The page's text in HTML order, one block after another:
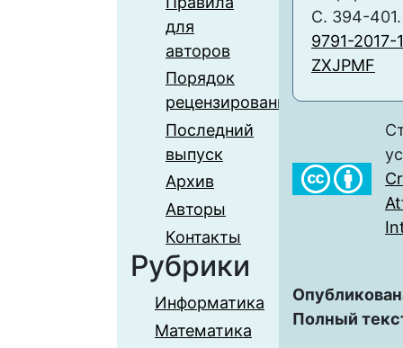
для
авторов
Порядок
рецензирования
Последний
выпуск
Архив
Авторы
Контакты
Рубрики
Информатика
Математика
С. 394-
9791-
ZXJPMF
Полный